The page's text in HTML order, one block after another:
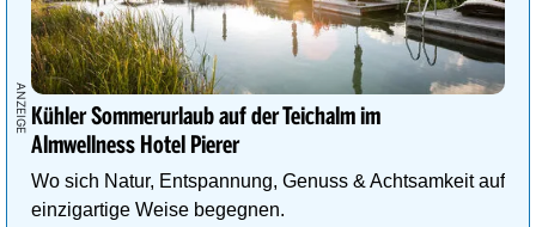
Kühler Sommerurlaub auf der Teichalm im
Almwellness Hotel Pierer
Wo sich Natur, Entspannung, Genuss & Achtsamkeit auf
einzigartige Weise begegnen.